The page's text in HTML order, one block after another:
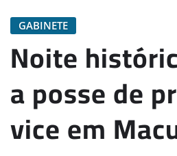
GABINETE
Noite
a posse de
vice em